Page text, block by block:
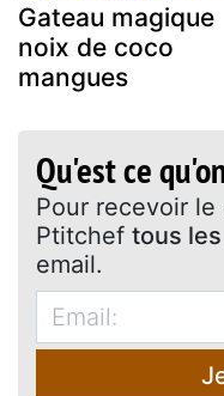
Gateau magique
noix de coco
mangues
Qu'est ce
Pour recevoir le
Ptitchef tous
email.